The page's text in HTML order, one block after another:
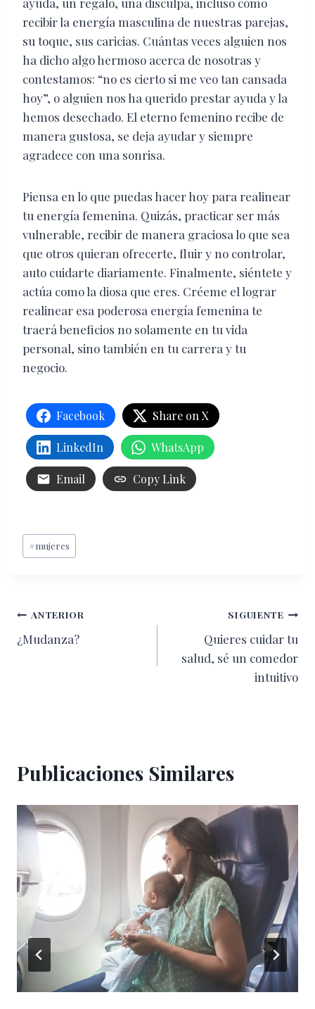
recibir la energía masculina de nuestras parejas,
su toque, sus caricias. Cuántas veces alguien nos
ha dicho algo hermoso acerca de nosotras y
contestamos: “no es cierto si me veo tan cansada
hoy”, o alguien nos ha querido prestar ayuda y la
hemos desechado. El eterno femenino recibe de
manera gustosa, se deja ayudar y siempre
agradece con una sonrisa.
Piensa en lo que puedas hacer hoy para realinear
tu energía femenina. Quizás, practicar ser más
vulnerable, recibir de manera graciosa lo que sea
que otros quieran ofrecerte, fluir y no controlar,
auto cuidarte diariamente. Finalmente, siéntete y
actúa como la diosa que eres. Créeme el lograr
realinear esa poderosa energía femenina te
traerá beneficios no solamente en tu vida
personal, sino también en tu carrera y tu
negocio.
Facebook Share on X
LinkedIn WhatsApp
Email Copy Link
Etiquetas
de
#mujeres
Navegación
de
ANTERIOR
¿Mudanza?
SIGUIENTE
Quieres cuidar tu
salud, sé un comedor
intuitivo
Publicaciones Similares